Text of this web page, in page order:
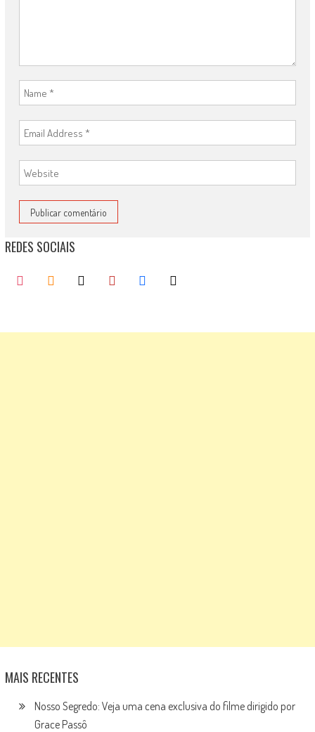
REDES SOCIAIS
MAIS RECENTES
Nosso Segredo: Veja uma cena exclusiva do filme dirigido por
Grace Passô